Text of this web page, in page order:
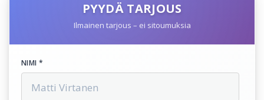
PYYDÄ TARJOUS
Ilmainen tarjous – ei sitoumuksia
NIMI *